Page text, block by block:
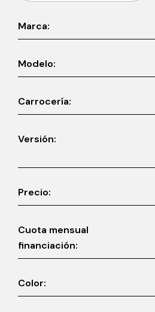
Marca:
Modelo:
Carrocería:
Versión:
Precio:
Cuota mensual
financiación:
Color: